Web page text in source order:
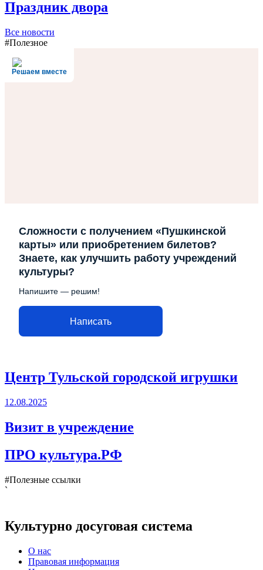
Праздник двора
Все новости
#Полезное
Решаем вместе
Сложности с получением «Пушкинской
карты» или приобретением билетов?
Знаете, как улучшить работу учреждений
культуры?
Напишите — решим!
Написать
Центр Тульской городской игрушки
12.08.2025
Визит в учреждение
ПРО культура.РФ
#Полезные ссылки
`
Культурно досуговая система
О нас
Правовая информация